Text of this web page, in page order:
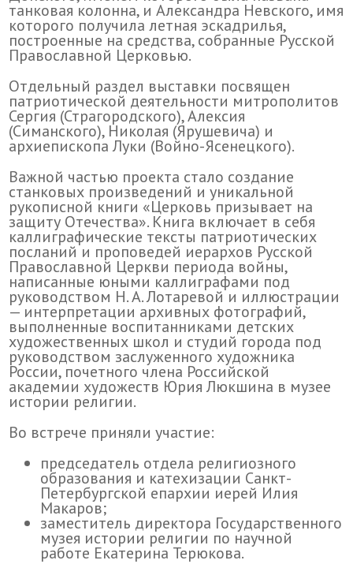
танковая колонна, и Александра Невского, имя
которого получила летная эскадрилья,
построенные на средства, собранные Русской
Православной Церковью.
Отдельный раздел выставки посвящен
патриотической деятельности митрополитов
Сергия (Страгородского), Алексия
(Симанского), Николая (Ярушевича) и
архиепископа Луки (Войно-Ясенецкого).
Важной частью проекта стало создание
станковых произведений и уникальной
рукописной книги «Церковь призывает на
защиту Отечества». Книга включает в себя
каллиграфические тексты патриотических
посланий и проповедей иерархов Русской
Православной Церкви периода войны,
написанные юными каллиграфами под
руководством Н. А. Лотаревой и иллюстрации
— интерпретации архивных фотографий,
выполненные воспитанниками детских
художественных школ и студий города под
руководством заслуженного художника
России, почетного члена Российской
академии художеств Юрия Люкшина в музее
истории религии.
Во встрече приняли участие:
председатель отдела религиозного
образования и катехизации Санкт-
Петербургской епархии иерей Илия
Макаров;
заместитель директора Государственного
музея истории религии по научной
работе Екатерина Терюкова.